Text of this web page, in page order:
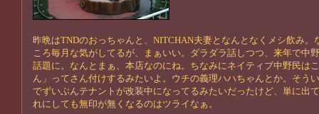
昨晩はTNDのおっちゃんと、NITCHAN夫妻となんとなくメシ飲み。
ころ毎月な気がしてるが、まぁいい。ダラダラ話しつつ、来年で中
話題に。なんとまぁ、本店なのにね。ちなみにネイティブ中野民は
ん」ってさん付けするみたいよ。ウチの義理ハハちゃんとか。そう
でずいぶんテナントが改装中になってるみたいだったけど、単に出
れにしても無印が無くなるのはツライなぁ。